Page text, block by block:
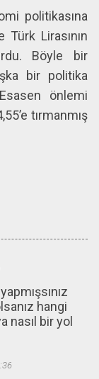
politikasına
Lirasının
Böyle bir
bir politika
önlemi
tırmanmış
hangi
nasıl bir yol